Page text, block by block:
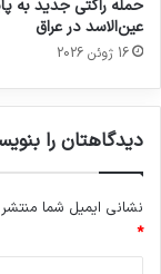
حمله راکتی جدید به
عین‌الاسد در عراق
16 ژوئن 2026
دیدگاهتان را
نشانی ایمیل شما
*